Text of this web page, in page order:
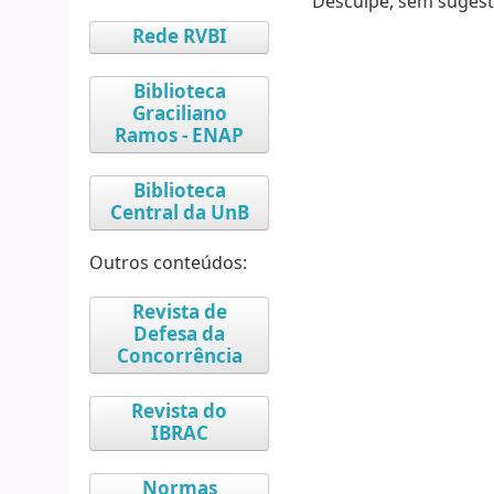
Rede RVBI
Biblioteca
Graciliano
Ramos - ENAP
Biblioteca
Central da UnB
Outros conteúdos:
Revista de
Defesa da
Concorrência
Revista do
IBRAC